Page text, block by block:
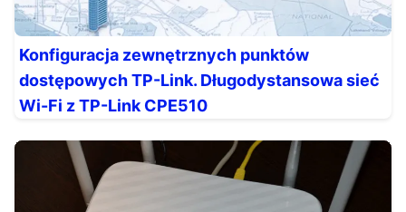
Konfiguracja zewnętrznych punktów
dostępowych TP-Link. Długodystansowa sieć
Wi-Fi z TP-Link CPE510